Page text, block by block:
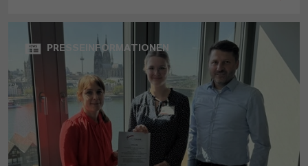
PRESSEINFORMATIONEN